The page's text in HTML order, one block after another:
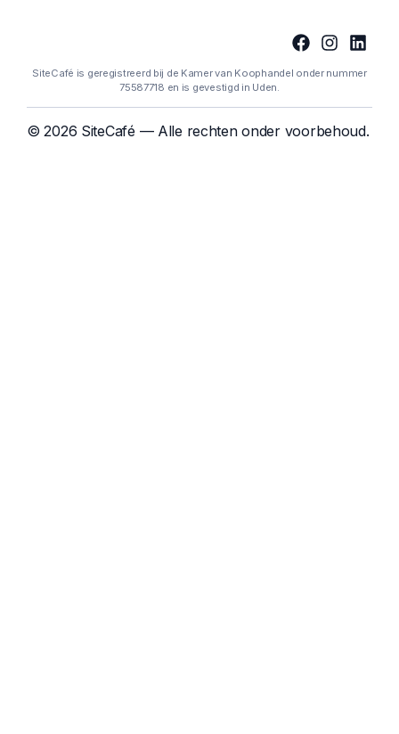
SiteCafé is geregistreerd bij de Kamer van Koophandel onder nummer
75587718 en is gevestigd in Uden.
© 2026 SiteCafé — Alle rechten onder voorbehoud.